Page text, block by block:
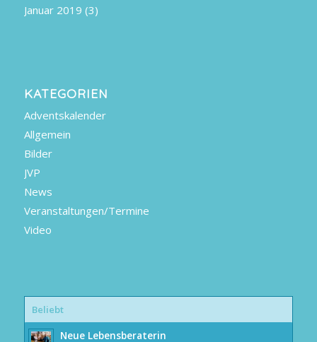
Januar 2019 (3)
KATEGORIEN
Adventskalender
Allgemein
Bilder
JVP
News
Veranstaltungen/Termine
Video
Beliebt
Neue Lebensberaterin